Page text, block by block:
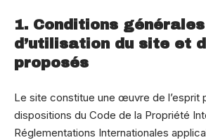
1. Conditions générales
d’utilisation du site et
proposés
Le site constitue une œuvre de l’esprit
dispositions du Code de la Propriété
Réglementations Internationales